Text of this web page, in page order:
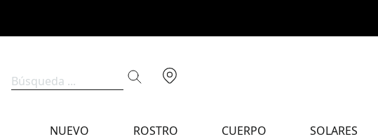
NUEVO ROSTRO CUERPO SOLARES